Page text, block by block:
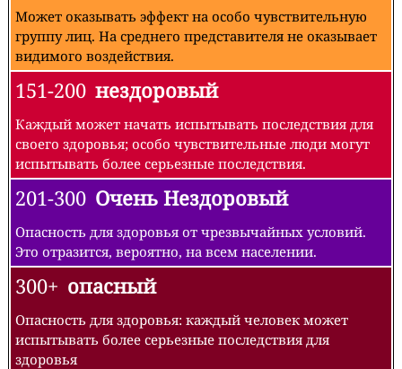
Может оказывать эффект на особо чувствительную
группу лиц. На среднего представителя не оказывает
видимого воздействия.
151-200 нездоровый
Каждый может начать испытывать последствия для
своего здоровья; особо чувствительные люди могут
испытывать более серьезные последствия.
201-300 Очень Нездоровый
Опасность для здоровья от чрезвычайных условий.
Это отразится, вероятно, на всем населении.
300+ опасный
Опасность для здоровья: каждый человек может
испытывать более серьезные последствия для
здоровья